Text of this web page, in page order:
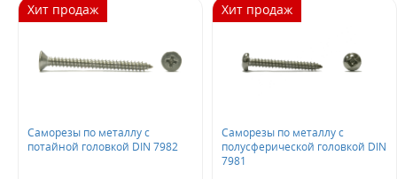
Хит продаж
Саморезы по металлу с
потайной головкой DIN 7982
Хит продаж
Саморезы по металлу с
полусферической головкой DIN
7981